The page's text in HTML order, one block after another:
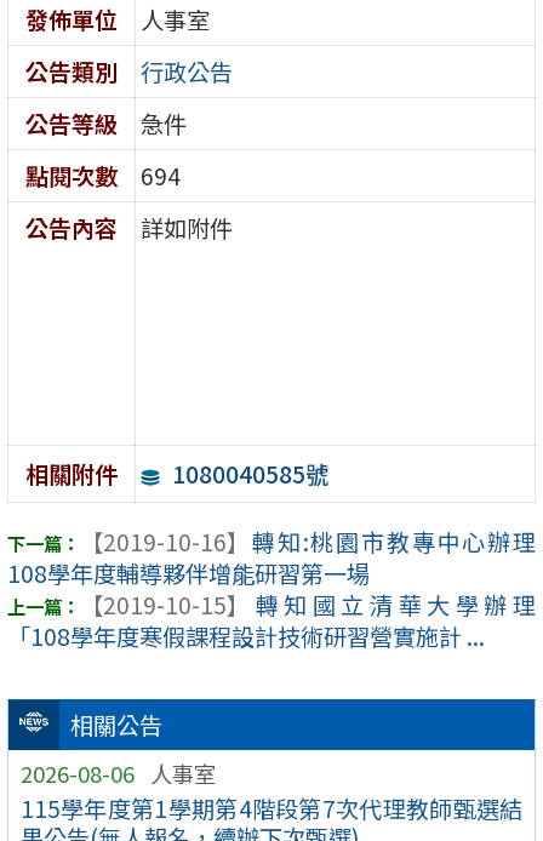
相關公告
2026-08-06 人事室
115學年度第1學期第4階段第7次代理教師甄選結
發佈單位
人事室
公告類別
行政公告
公告等級
急件
點閱次數
694
公告內容
詳如附件
相關附件 1080040585號
【2019-10-16】 轉知:桃園市教專中心辦理
108學年度輔導夥伴增能研習第一場
【2019-10-15】
轉知國立清華大學辦理
「108學年度寒假課程設計技術研習營實施計 ...